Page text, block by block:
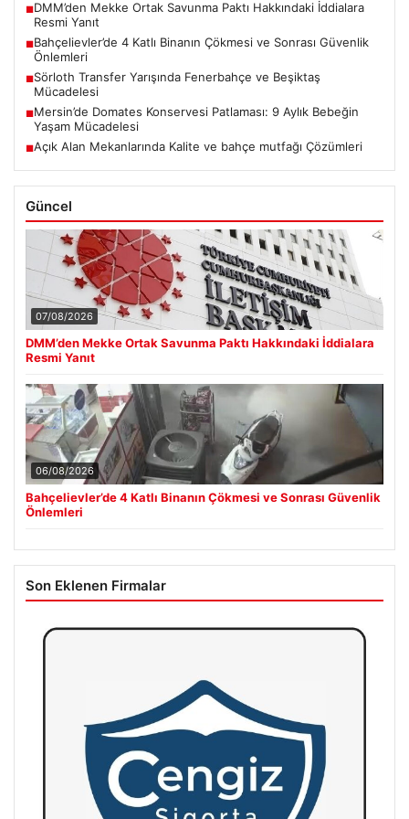
■DMM’den Mekke Ortak Savunma Paktı Hakkındaki İddialara
Resmi Yanıt
■Bahçelievler’de 4 Katlı Binanın Çökmesi ve Sonrası Güvenlik
Önlemleri
■Sörloth Transfer Yarışında Fenerbahçe ve Beşiktaş
Mücadelesi
■Mersin’de Domates Konservesi Patlaması: 9 Aylık Bebeğin
Yaşam Mücadelesi
■Açık Alan Mekanlarında Kalite ve bahçe mutfağı Çözümleri
Güncel
07/08/2026
DMM’den Mekke Ortak Savunma Paktı Hakkındaki İddialara
Resmi Yanıt
06/08/2026
Bahçelievler’de 4 Katlı Binanın Çökmesi ve Sonrası Güvenlik
Önlemleri
Son Eklenen Firmalar